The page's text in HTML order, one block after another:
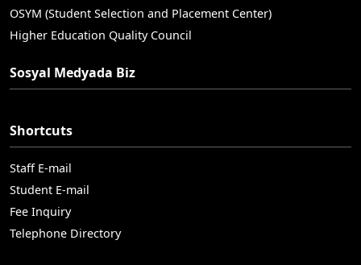
OSYM (Student Selection and Placement Center)
Higher Education Quality Council
Sosyal Medyada Biz
Shortcuts
Staff E-mail
Student E-mail
Fee Inquiry
Telephone Directory